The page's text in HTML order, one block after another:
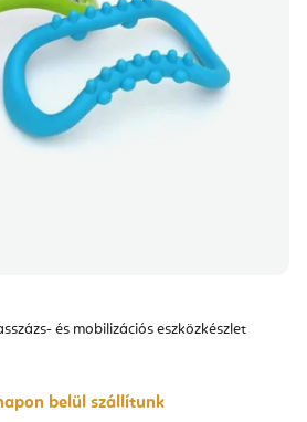
és mobilizációs eszközkészlet
belül szállítunk